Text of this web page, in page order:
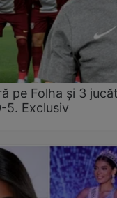
pe Folha și 3
5. Exclusiv